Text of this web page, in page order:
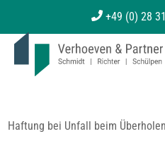
Inhalt
+49 (0) 28
Haftung bei Unfall beim